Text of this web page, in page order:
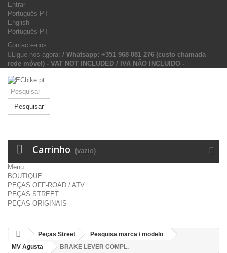
Entrar
Português PT
English
Português PT
Contacte-nos
Ligue-nos agora: / Whatsapp: +351 968 081 276 (custo chamada
rede móvel) - VAT NOT INCLUDED / IVA NÃO INCLUIDO -
Pesquisar
Carrinho (vazio)
Menu
BOUTIQUE
PEÇAS OFF-ROAD / ATV
PEÇAS STREET
PEÇAS ORIGINAIS
Peças Street
Pesquisa marca / modelo
MV Agusta
BRAKE LEVER COMPL.